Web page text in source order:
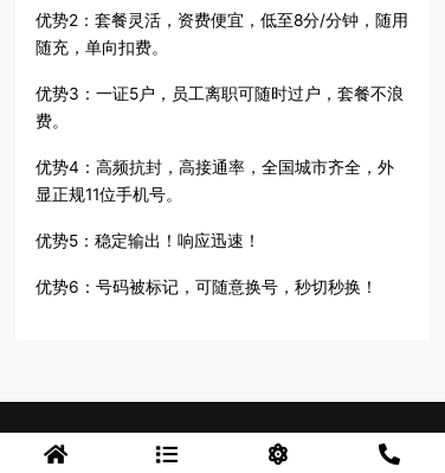
优势2：套餐灵活，资费便宜，低至8分/分钟，随用
随充，单向扣费。
优势3：一证5户，员工离职可随时过户，套餐不浪
费。
优势4：高频抗封，高接通率，全国城市齐全，外
显正规11位手机号。
优势5：稳定输出！响应迅速！
优势6：号码被标记，可随意换号，秒切秒换！